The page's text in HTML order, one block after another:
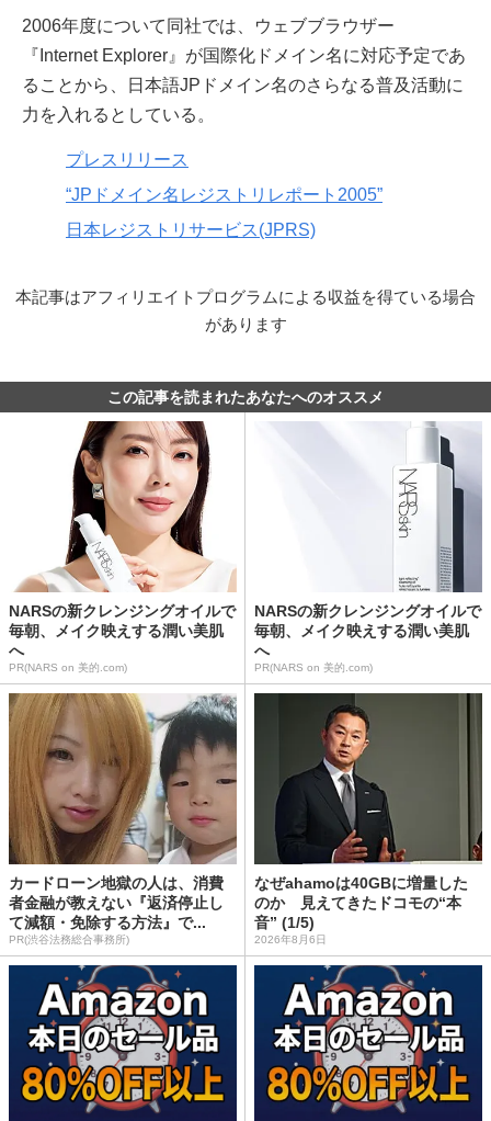
2006年度について同社では、ウェブブラウザー
『Internet Explorer』が国際化ドメイン名に対応予定であ
ることから、日本語JPドメイン名のさらなる普及活動に
力を入れるとしている。
プレスリリース
“JPドメイン名レジストリレポート2005”
日本レジストリサービス(JPRS)
本記事はアフィリエイトプログラムによる収益を得ている場合
があります
この記事を読まれたあなたへのオススメ
NARSの新クレンジングオイルで
毎朝、メイク映えする潤い美肌
へ
PR(NARS on 美的.com)
NARSの新クレンジングオイルで
毎朝、メイク映えする潤い美肌
へ
PR(NARS on 美的.com)
カードローン地獄の人は、消費
者金融が教えない『返済停止し
て減額・免除する方法』で...
PR(渋谷法務総合事務所)
なぜahamoは40GBに増量した
のか 見えてきたドコモの“本
音” (1/5)
2026年8月6日